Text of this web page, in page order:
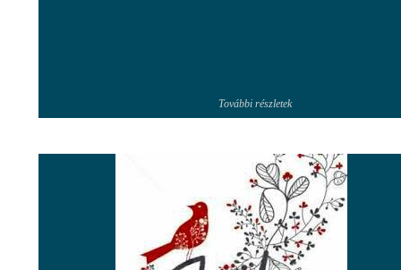
További részletek